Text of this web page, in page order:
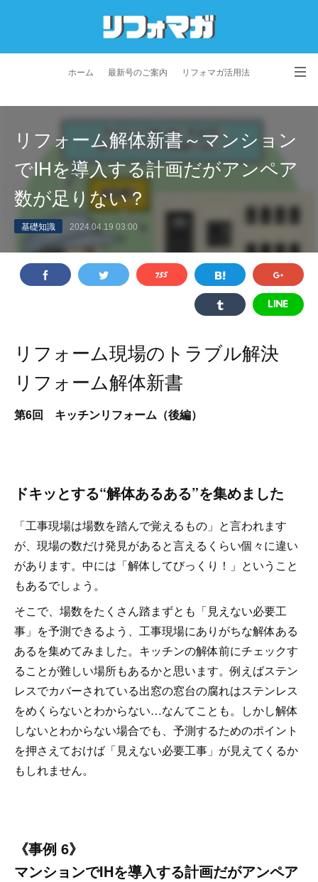
ホーム 最新号のご案内 リフォマガ活用法
プライバシーポリシー 利用規約 会社概要
リフォーム解体新書～マンション
でIHを導入する計画だがアンペア
数が足りない？
基礎知識 2024.04.19 03:00
リフォーム現場のトラブル解決
リフォーム解体新書
第6回 キッチンリフォーム（後編）
ドキッとする“解体あるある”を集めました
「工事現場は場数を踏んで覚えるもの」と言われます
が、現場の数だけ発見があると言えるくらい個々に違い
があります。中には「解体してびっくり！」ということ
もあるでしょう。
そこで、場数をたくさん踏まずとも「見えない必要工
事」を予測できるよう、工事現場にありがちな解体ある
あるを集めてみました。キッチンの解体前にチェックす
ることが難しい場所もあるかと思います。例えばステン
レスでカバーされている出窓の窓台の腐れはステンレス
をめくらないとわからない…なんてことも。しかし解体
しないとわからない場合でも、予測するためのポイント
を押さえておけば「見えない必要工事」が見えてくるか
もしれません。
《事例 6》
マンションでIHを導入する計画だがアンペア